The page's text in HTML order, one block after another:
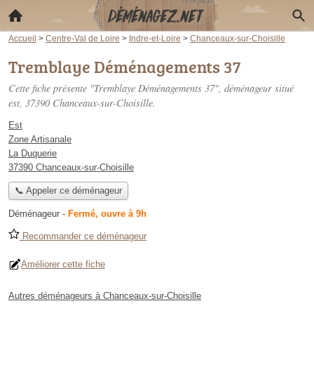
Accueil > Centre-Val de Loire > Indre-et-Loire > Chanceaux-sur-Choisille
Tremblaye Déménagements 37
Cette fiche présente "Tremblaye Déménagements 37", déménageur situé
est, 37390 Chanceaux-sur-Choisille.
Est
Zone Artisanale
La Duquerie
37390 Chanceaux-sur-Choisille
📞 Appeler ce déménageur
Déménageur - Fermé, ouvre à 9h
Recommander ce déménageur
Améliorer cette fiche
Autres déménageurs à Chanceaux-sur-Choisille